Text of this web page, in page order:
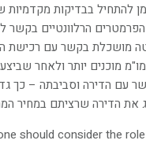
להתחיל בבדיקות מקדמיות
הרלוונטיים בקשר
מושכלת בקשר עם רכישת
מוכנים יותר ולאחר
עם הדירה וסביבתה – כך
את הדירה שרציתם במחיר
should consider the